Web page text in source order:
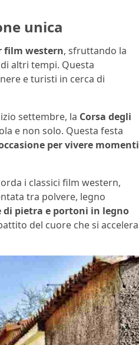
unica
film western, sfruttando la
altri tempi. Questa
e turisti in cerca di
settembre, la Corsa degli
e non solo. Questa festa
per vivere momenti
i classici film western,
tra polvere, legno
di pietra e portoni in legno
del cuore che si accelera